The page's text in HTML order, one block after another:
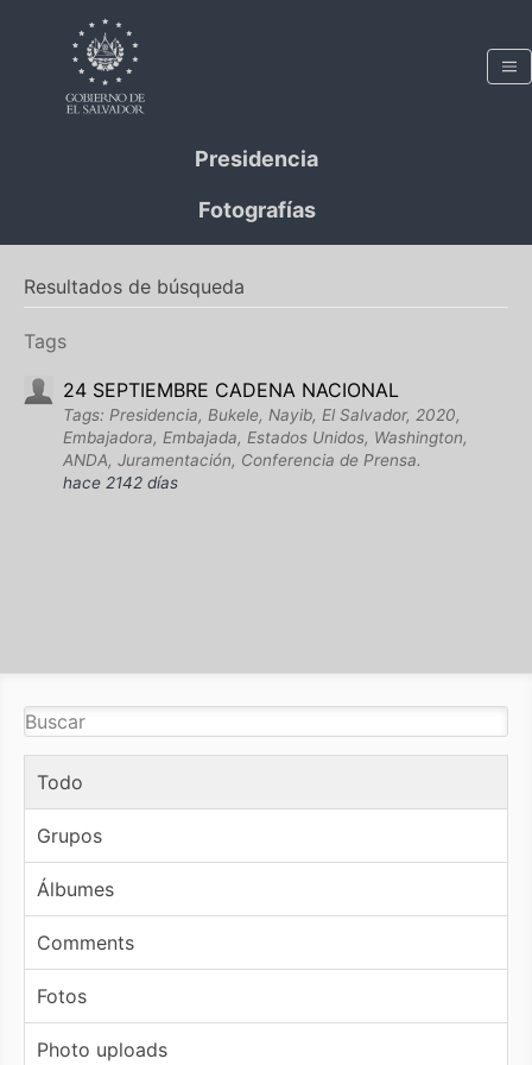
Presidencia
Fotografías
Resultados de búsqueda
Tags
24 SEPTIEMBRE CADENA NACIONAL
Tags: Presidencia, Bukele, Nayib, El Salvador, 2020,
Embajadora, Embajada, Estados Unidos, Washington,
ANDA, Juramentación, Conferencia de Prensa.
hace 2142 días
Todo
Grupos
Álbumes
Comments
Fotos
Photo uploads